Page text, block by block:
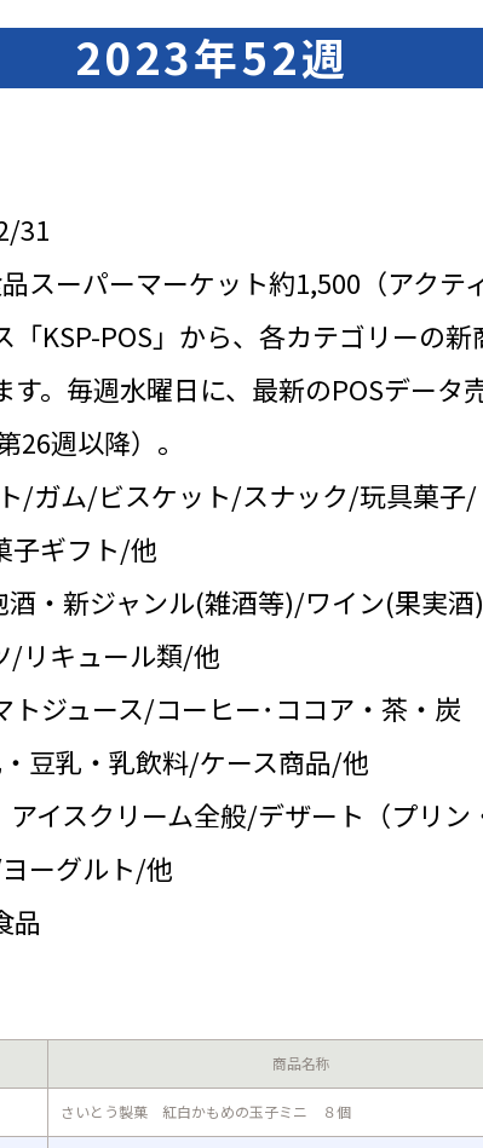
2023年52週
31
スーパーマーケット約1,500（アクテ
KSP-POS」から、各カテゴリーの新
。毎週水曜日に、最新のPOSデータ
週以降）。
ガム/ビスケット/スナック/玩具菓子/
子ギフト/他
・新ジャンル(雑酒等)/ワイン(果実
/リキュール類/他
ジュース/コーヒー･ココア・茶・炭
豆乳・乳飲料/ケース商品/他
イスクリーム全般/デザート（プリン
ーグルト/他
品
商品名称
さいとう製菓 紅白かもめの玉子ミニ ８個